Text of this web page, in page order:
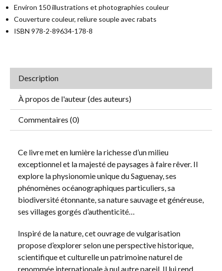
Environ 150 illustrations et photographies couleur
Couverture couleur, reliure souple avec rabats
ISBN 978-2-89634-178-8
Description
À propos de l'auteur (des auteurs)
Commentaires (0)
Ce livre met en lumière la richesse d’un milieu
exceptionnel et la majesté de paysages à faire rêver. Il
explore la physionomie unique du Saguenay, ses
phénomènes océanographiques particuliers, sa
biodiversité étonnante, sa nature sauvage et généreuse,
ses villages gorgés d’authenticité…
Inspiré de la nature, cet ouvrage de vulgarisation
propose d’explorer selon une perspective historique,
scientifique et culturelle un patrimoine naturel de
renommée internationale à nul autre pareil. Il lui rend